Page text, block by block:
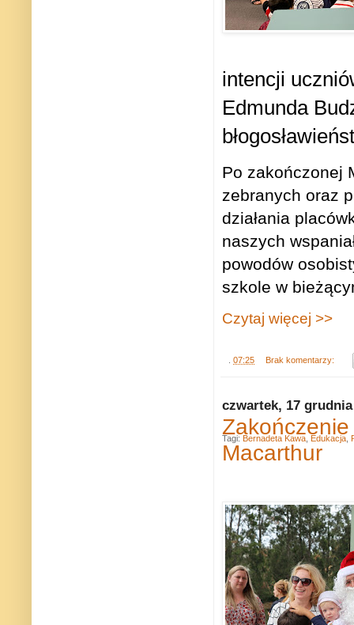
intencji
Edmunda
Po zakończonej
zebranych oraz
działania
naszych
powodów
szkole w
Czytaj więcej >>
07:25 Brak komentarzy:
czwartek, 17 grudnia
Macarthur
Tagi: Bernadeta Kawa Edukacja